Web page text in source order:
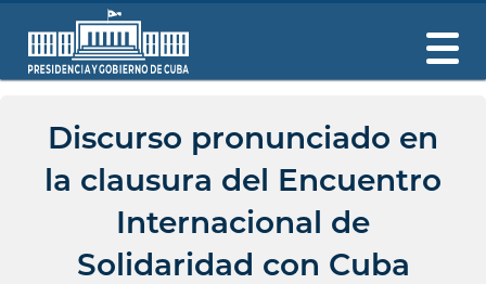
Discurso pronunciado en
la clausura del Encuentro
Internacional de
Solidaridad con Cuba